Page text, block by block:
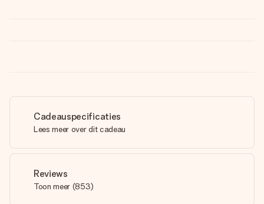
Cadeauspecificaties
Lees meer over dit cadeau
Reviews
Toon meer (853)